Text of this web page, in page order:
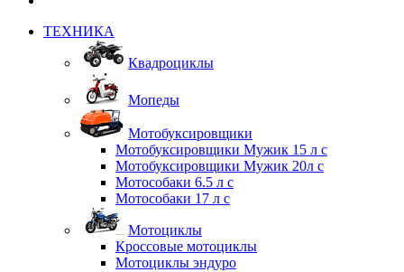
ТЕХНИКА
Квадроциклы
Мопеды
Мотобуксировщики
Мотобуксировщики Мужик 15 л с
Мотобуксировщики Мужик 20л с
Мотособаки 6.5 л с
Мотособаки 17 л с
Мотоциклы
Кроссовые мотоциклы
Мотоциклы эндуро